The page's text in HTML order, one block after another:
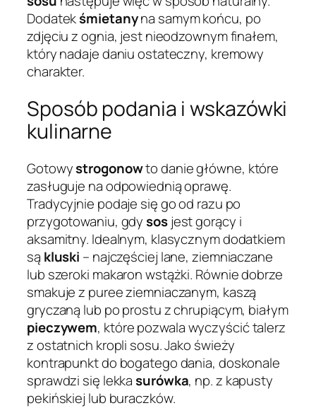
Dodatekśmietanyna samym końcu, po
zdjęciu z ognia, jest nieodzownym finałem,
który nadaje daniu ostateczny, kremowy
charakter.
Sposób podania i wskazówki
kulinarne
Gotowystrogonowto danie główne, które
zasługuje na odpowiednią oprawę.
Tradycyjnie podaje się go od razu po
przygotowaniu, gdysosjest gorący i
aksamitny. Idealnym, klasycznym dodatkiem
są kluski – najczęściej lane, ziemniaczane
lub szeroki makaron wstążki. Równie dobrze
smakuje z puree ziemniaczanym, kaszą
gryczaną lub po prostu z chrupiącym, białym
pieczywem, które pozwala wyczyścić talerz
z ostatnich kropli sosu. Jako świeży
kontrapunkt do bogatego dania, doskonale
sprawdzi się lekkasurówka, np. z kapusty
pekińskiej lub buraczków.